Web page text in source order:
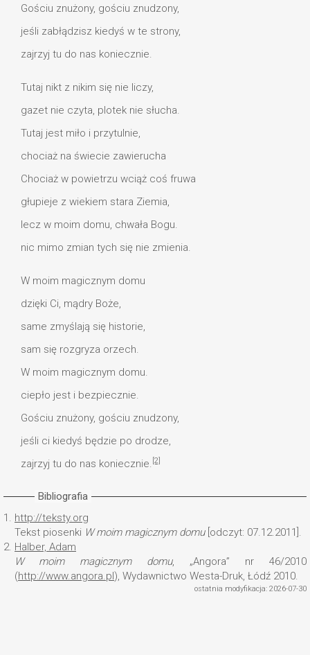
Gościu znużony, gościu znudzony,
jeśli zabłądzisz kiedyś w te strony,
zajrzyj tu do nas koniecznie.
Tutaj nikt z nikim się nie liczy,
gazet nie czyta, plotek nie słucha.
Tutaj jest miło i przytulnie,
chociaż na świecie zawierucha
Chociaż w powietrzu wciąż coś fruwa
głupieje z wiekiem stara Ziemia,
lecz w moim domu, chwała Bogu.
nic mimo zmian tych się nie zmienia.
W moim magicznym domu
dzięki Ci, mądry Boże,
same zmyślają się historie,
sam się rozgryza orzech.
W moim magicznym domu.
ciepło jest i bezpiecznie.
Gościu znużony, gościu znudzony,
jeśli ci kiedyś będzie po drodze,
zajrzyj tu do nas koniecznie. [2]
Bibliografia
1. http://teksty.org
Tekst piosenki W moim magicznym domu[odczyt: 07.12.2011].
2. Halber, Adam
W moim magicznym domu, „Angora” nr 46/2010
(http://www.angora.pl), Wydawnictwo Westa-Druk, Łódź 2010.
ostatnia modyfikacja: 2026-07-30